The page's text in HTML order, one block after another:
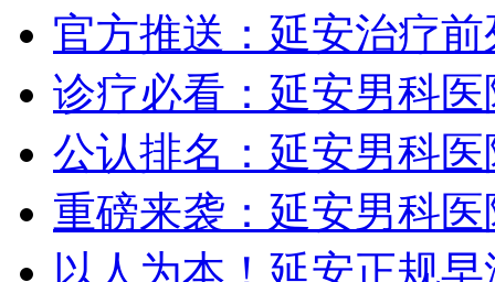
官方推送：延安治疗
诊疗必看：延安男科医
公认排名：延安男科
重磅来袭：延安男科
以人为本！延安正规